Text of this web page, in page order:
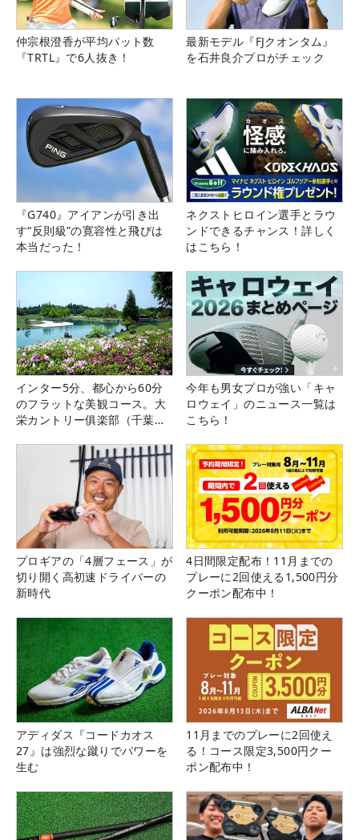
仲宗根澄香が平均パット数
『TRTL』で6人抜き！
最新モデル『FJクオンタム』
を石井良介プロがチェック
『G740』アイアンが引き出
す“反則級”の寛容性と飛びは
本当だった！
ネクストヒロイン選手とラウ
ンドできるチャンス！詳しく
はこちら！
インター5分、都心から60分
のフラットな美観コース。大
栄カントリー俱楽部（千葉
今年も男女プロが強い「キャ
ロウェイ」のニュース一覧は
こちら！
プロギアの「4層フェース」が
切り開く高初速ドライバーの
新時代
4日間限定配布！11月までの
プレーに2回使える1,500円分
クーポン配布中！
アディダス『コードカオス
27』は強烈な蹴りでパワーを
生む
11月までのプレーに2回使え
る！コース限定3,500円クー
ポン配布中！